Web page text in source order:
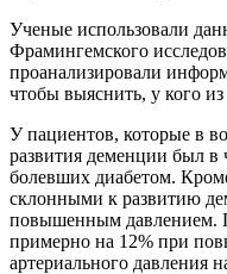
Ученые использовали
Фрамингемского
проанализировали
чтобы выяснить, у кого
У пациентов, которые в
развития деменции был
болевших диабетом.
склонными к развитию
повышенным давлением.
примерно на 12% при
артериального давления